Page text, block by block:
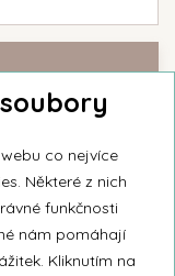
první informováni o
firmy Unipar.
co nejvíce
Některé z nich
funkčnosti
nám pomáhají
Kliknutím na